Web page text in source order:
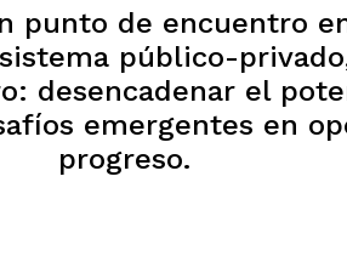
punto de encuentro
público-
desencadenar el
emergentes en
progreso.